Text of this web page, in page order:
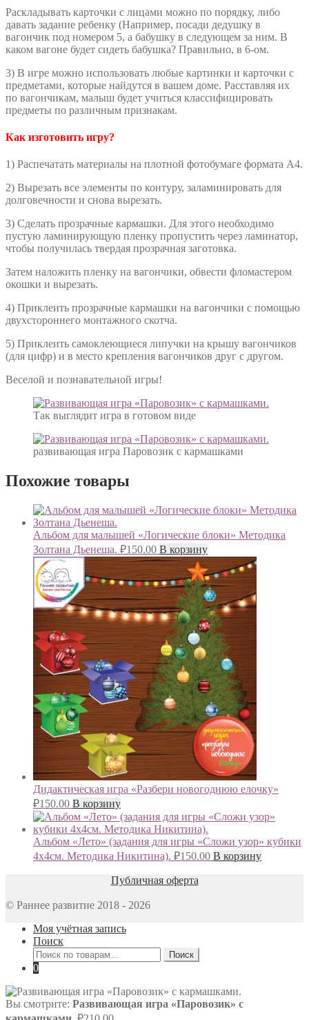
Раскладывать карточки с лицами можно по порядку, либо
давать задание ребенку (Например, посади дедушку в
вагончик под номером 5, а бабушку в следующем за ним. В
каком вагоне будет сидеть бабушка? Правильно, в 6-ом.
3) В игре можно использовать любые картинки и карточки с
предметами, которые найдутся в вашем доме. Расставляя их
по вагончикам, малыш будет учиться классифицировать
предметы по различным признакам.
Как изготовить игру?
1) Распечатать материалы на плотной фотобумаге формата А4.
2) Вырезать все элементы по контуру, заламинировать для
долговечности и снова вырезать.
3) Сделать прозрачные кармашки. Для этого необходимо
пустую ламинирующую пленку пропустить через ламинатор,
чтобы получилась твердая прозрачная заготовка.
Затем наложить пленку на вагончики, обвести фломастером
окошки и вырезать.
4) Приклеить прозрачные кармашки на вагончики с помощью
двухстороннего монтажного скотча.
5) Приклеить самоклеющиеся липучки на крышу вагончиков
(для цифр) и в место крепления вагончиков друг с другом.
Веселой и познавательной игры!
Так выглядит игра в готовом виде
развивающая игра Паровозик с кармашками
Похожие товары
Альбом для малышей «Логические блоки» Методика
Золтана Дьенеша. ₽150.00 В корзину
Дидактическая игра «Разбери новогоднюю елочку»
₽150.00 В корзину
Альбом «Лето» (задания для игры «Сложи узор» кубики
4х4см. Методика Никитина). ₽150.00 В корзину
Публичная оферта
© Раннее развитие 2018 - 2026
Моя учётная запись
Поиск
Искать:
Поиск
0
Вы смотрите: Развивающая игра «Паровозик» с